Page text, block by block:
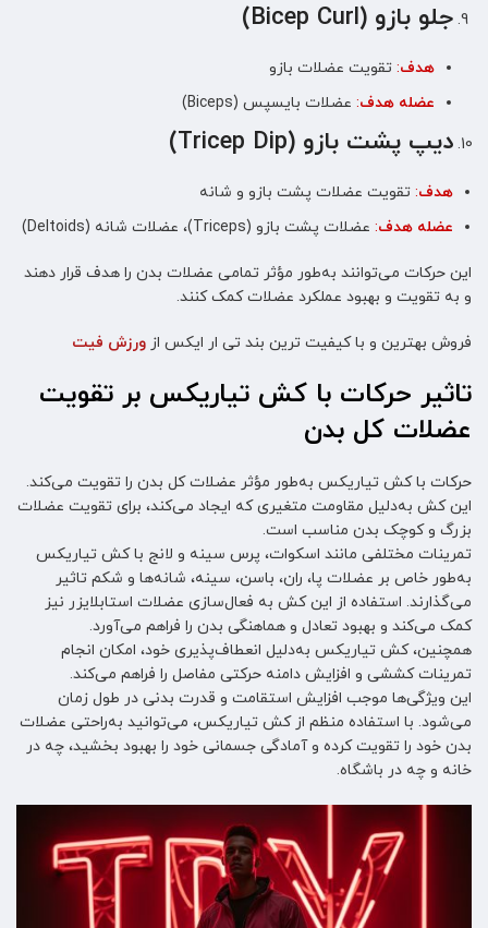
جلو بازو (Bicep Curl)
هدف: تقویت عضلات بازو
عضله هدف: عضلات بایسپس (Biceps)
دیپ پشت بازو (Tricep Dip)
هدف: تقویت عضلات پشت بازو و شانه
عضله هدف: عضلات پشت بازو (Triceps)، عضلات شانه (Deltoids)
این حرکات می‌توانند به‌طور مؤثر تمامی عضلات بدن را هدف قرار دهند
و به تقویت و بهبود عملکرد عضلات کمک کنند.
فروش بهترین و با کیفیت ترین بند تی ار ایکس از ورزش فیت
تاثیر حرکات با کش تیاریکس بر تقویت
عضلات کل بدن
حرکات با کش تیاریکس به‌طور مؤثر عضلات کل بدن را تقویت می‌کند.
این کش به‌دلیل مقاومت متغیری که ایجاد می‌کند، برای تقویت عضلات
بزرگ و کوچک بدن مناسب است.
تمرینات مختلفی مانند اسکوات، پرس سینه و لانج با کش تیاریکس
به‌طور خاص بر عضلات پا، ران، باسن، سینه، شانه‌ها و شکم تاثیر
می‌گذارند. استفاده از این کش به فعال‌سازی عضلات استابلایزر نیز
کمک می‌کند و بهبود تعادل و هماهنگی بدن را فراهم می‌آورد.
همچنین، کش تیاریکس به‌دلیل انعطاف‌پذیری خود، امکان انجام
تمرینات کششی و افزایش دامنه حرکتی مفاصل را فراهم می‌کند.
این ویژگی‌ها موجب افزایش استقامت و قدرت بدنی در طول زمان
می‌شود. با استفاده منظم از کش تیاریکس، می‌توانید به‌راحتی عضلات
بدن خود را تقویت کرده و آمادگی جسمانی خود را بهبود بخشید، چه در
خانه و چه در باشگاه.